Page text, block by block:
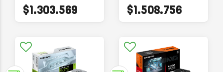
$1.303.569 $1.508.756